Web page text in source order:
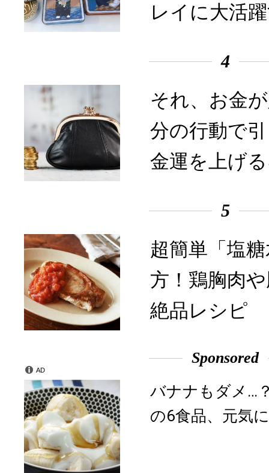
レイに大活
4
それ、お金
分の行動で
金運を上げ
5
超簡単「塩
方！鶏胸肉
絶品レシピ
Sponsored
バナナもダメ…
の6食品、元気
AD